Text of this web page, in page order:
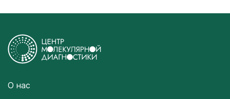
О нас